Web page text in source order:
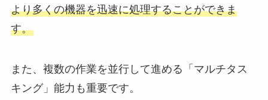
より多くの機器を迅速に処理することができま
す。
また、複数の作業を並行して進める「マルチタス
キング」能力も重要です。